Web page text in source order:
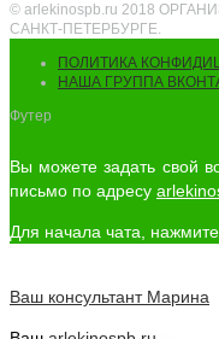
© arlekinospb.ru 2018
САНКТ-ПЕТЕРБУРГЕ.
ПОЛИТИКА
НАША ГРУППА
Футер
Вы можете задать свой
письмо по адресу
Для начала чата,
Ваш консультант Марина